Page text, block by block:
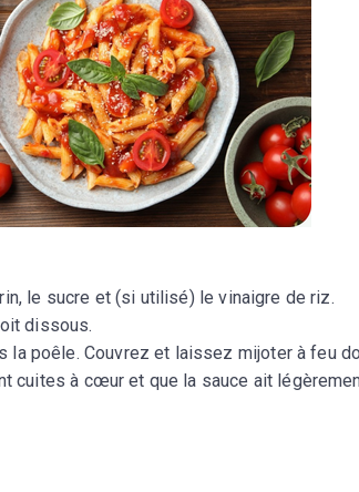
le sucre et (si utilisé) le vinaigre de riz.
dissous.
la poêle. Couvrez et laissez mijoter à feu
cuites à cœur et que la sauce ait